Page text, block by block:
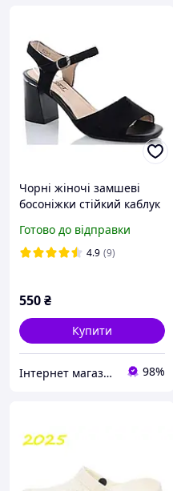
Чорні жіночі замшеві
босоніжки стійкий каблук
Готово до відправки
4.9 (9)
550₴
Купити
Інтернет магазин "Nozhki v odezhke" 98%